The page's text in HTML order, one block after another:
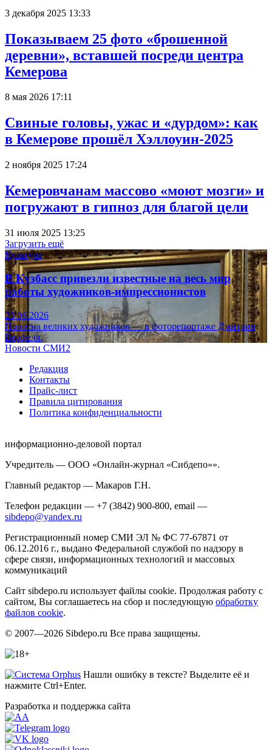
3 декабря 2025 13:33
Показываем 25 фото «брошенной
деревни», вставшей посреди центра
Кемерова
8 мая 2026 17:11
Свиные головы, ужас и «дурдом»: как
в Кемерове прошёл Хэллоуин-2025
2 ноября 2025 17:24
Кемеровчанам массово «моют мозги» и
погружают в гипноз для благой цели
31 июля 2025 13:25
Загрузить ещё
Культура
В Кузбасс привезли известные на весь мир
работы художников-импрессионистов
23.06.2026
Полотна великих художников — в фоторепортаже Дмитрия
Верфеля.
Новости СМИ2
Редакция
Контакты
Прайс-лист
Правила цитирования
Политика конфиденциальности
информационно-деловой портал
Учредитель — ООО «Онлайн-журнал «Сибдепо»».
Главный редактор — Макаров Г.Н.
Телефон редакции — +7 (3842) 900-800, email —
sibdepo@yandex.ru
Регистрационный номер СМИ ЭЛ № ФС 77-67871 от
06.12.2016 г., выдано Федеральной службой по надзору в
сфере связи, информационных технологий и массовых
коммуникаций
Сайт sibdepo.ru использует файлы cookie. Продолжая работу с
сайтом, Вы соглашаетесь на сбор и последующую обработку
файлов cookie.
© 2007—2026 Sibdepo.ru Все права защищены.
Нашли ошибку в тексте? Выделите её и
нажмите Ctrl+Enter.
Разработка и поддержка сайта